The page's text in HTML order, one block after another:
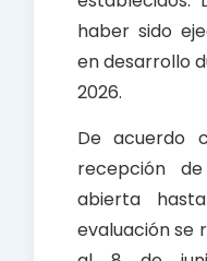
haber sido
en desarrollo
2026.
De acuerdo
recepción
abierta
evaluación se